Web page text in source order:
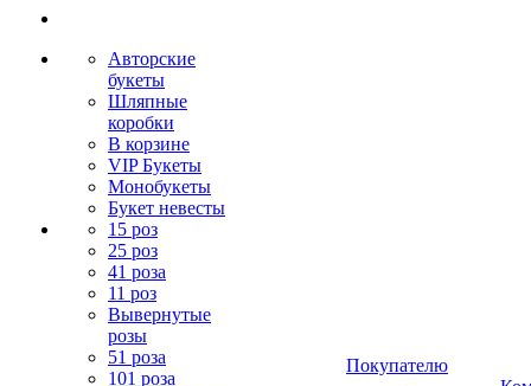
Авторские
букеты
Шляпные
коробки
В корзине
VIP Букеты
Монобукеты
Букет невесты
15 роз
25 роз
41 роза
11 роз
Вывернутые
розы
51 роза
101 роза
Покупателю